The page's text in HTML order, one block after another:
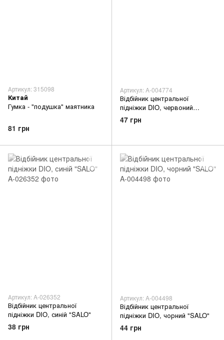
Артикул: 315098
Китай
Гумка - "подушка" маятника
81 грн
Артикул: A-004774
Відбійник центральної
підніжки DIO, червоний
"SALO"
47 грн
Артикул: A-026352
Відбійник центральної
підніжки DIO, синій "SALO"
38 грн
Артикул: A-004498
Відбійник центральної
підніжки DIO, чорний "SALO"
44 грн